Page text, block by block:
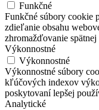
Funkčné
Funkčné súbory cookie
zdieľanie obsahu
zhromažďovanie
Výkonnostné
Výkonnostné
Výkonnostné súbory
kľúčových indexov
poskytovaní lepšej
Analytické